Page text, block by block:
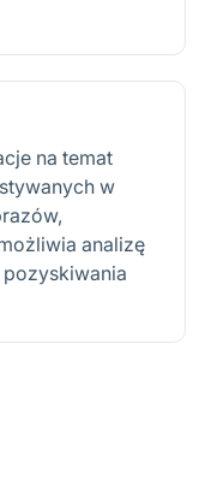
na temat
w
analizę